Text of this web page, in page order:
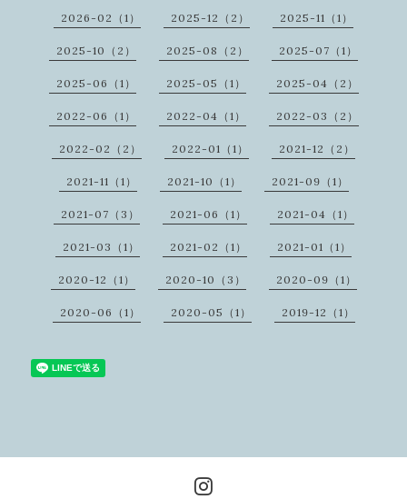
2026-02（1） 2025-12（2） 2025-11（1）
2025-10（2） 2025-08（2） 2025-07（1）
2025-06（1） 2025-05（1） 2025-04（2）
2022-06（1） 2022-04（1） 2022-03（2）
2022-02（2） 2022-01（1） 2021-12（2）
2021-11（1） 2021-10（1） 2021-09（1）
2021-07（3） 2021-06（1） 2021-04（1）
2021-03（1） 2021-02（1） 2021-01（1）
2020-12（1） 2020-10（3） 2020-09（1）
2020-06（1） 2020-05（1） 2019-12（1）